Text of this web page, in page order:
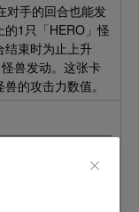
手的回合也能发
1只「HERO」怪
结束时为止上升
兽发动。这张卡
的攻击力数值。
怪兽为对象发动。